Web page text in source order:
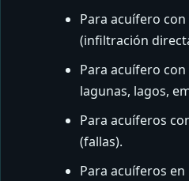
Para acuífero
(infiltración
Para acuífero
lagunas, lagos,
Para acuíferos
(fallas).
Para acuíferos en